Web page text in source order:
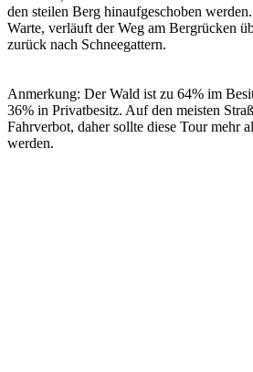
den steilen Berg hinaufgeschoben
Warte, verläuft der Weg am Bergrücken
zurück nach Schneegattern.
Anmerkung: Der Wald ist zu 64% im
36% in Privatbesitz. Auf den meisten
Fahrverbot, daher sollte diese Tour mehr
werden.